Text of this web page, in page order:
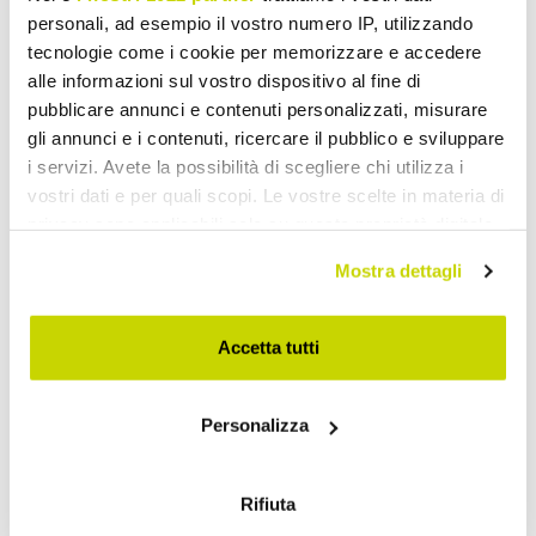
personali, ad esempio il vostro numero IP, utilizzando
tecnologie come i cookie per memorizzare e accedere
alle informazioni sul vostro dispositivo al fine di
pubblicare annunci e contenuti personalizzati, misurare
gli annunci e i contenuti, ricercare il pubblico e sviluppare
i servizi. Avete la possibilità di scegliere chi utilizza i
vostri dati e per quali scopi. Le vostre scelte in materia di
modificare o revocare il proprio consenso in qualsiasi
momento dalla Dichiarazione sui cookie o facendo clic
sull'icona di attivazione della privacy.
raccogliere informazioni sulla tua posizione
Identificare il tuo dispositivo, scansionandolo
Mostra dettagli
Accetta tutti
Personalizza
Rifiuta
Nur für kurze Zeit! Jetzt
zugreifen!